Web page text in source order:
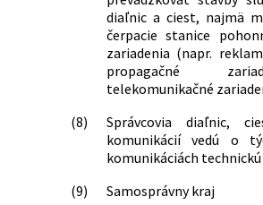
diaľnic a ciest, najmä
čerpacie stanice
zariadenia (napr.
propagačné
telekomunikačné
(8)
Správcovia diaľnic,
komunikácií vedú o
komunikáciách technickú
(9)
Samosprávny kraj